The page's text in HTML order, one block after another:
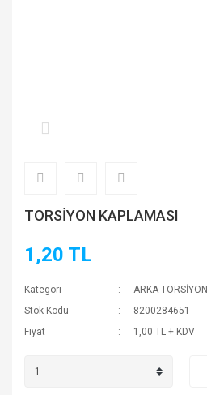
TORSİYON KAPLAMASI
1,20 TL
Kategori
ARKA TORSİYON
Stok Kodu
8200284651
Fiyat
1,00 TL + KDV